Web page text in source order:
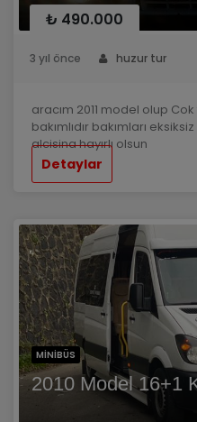
₺ 490.000
3 yıl önce huzur tur
aracım 2011 model olup
bakımlıdır bakımları
alcisina hayırlı olsun
Detaylar
MINIBÜS
2010 Model 16+1